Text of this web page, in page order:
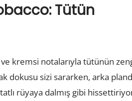
Tütün
kremsi notalarıyla tütünün
dokusu sizi sararken, arka
rüyaya dalmış gibi